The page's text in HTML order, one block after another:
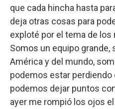
que cada hincha hasta
deja otras cosas para
exploté por el tema de
Somos un equipo grande,
América y del mundo,
podemos estar
podemos dejar puntos
ayer me rompió los ojos